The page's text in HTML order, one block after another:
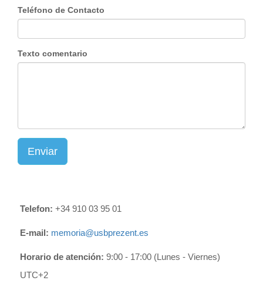
Teléfono de Contacto
Texto comentario
Enviar
Telefon: +34 910 03 95 01
E-mail: memoria@usbprezent.es
Horario de atención: 9:00 - 17:00 (Lunes - Viernes)
UTC+2